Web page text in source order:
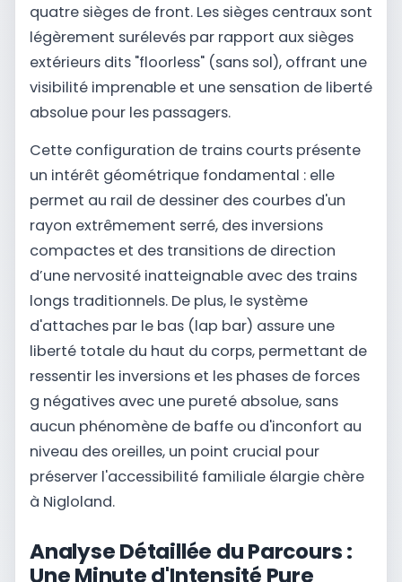
quatre sièges de front. Les sièges centraux sont
légèrement surélevés par rapport aux sièges
extérieurs dits "floorless" (sans sol), offrant une
visibilité imprenable et une sensation de liberté
absolue pour les passagers.
Cette configuration de trains courts présente
un intérêt géométrique fondamental : elle
permet au rail de dessiner des courbes d'un
rayon extrêmement serré, des inversions
compactes et des transitions de direction
d’une nervosité inatteignable avec des trains
longs traditionnels. De plus, le système
d'attaches par le bas (lap bar) assure une
liberté totale du haut du corps, permettant de
ressentir les inversions et les phases de forces
g négatives avec une pureté absolue, sans
aucun phénomène de baffe ou d'inconfort au
niveau des oreilles, un point crucial pour
préserver l'accessibilité familiale élargie chère
à Nigloland.
Analyse Détaillée du Parcours :
Une Minute d'Intensité Pure